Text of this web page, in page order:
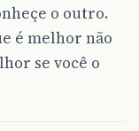
o outro.
é melhor não
se você o